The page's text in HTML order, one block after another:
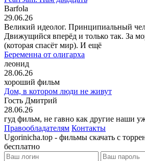
Barfola
29.06.26
Великий идеолог. Принципиальный
Движущийся вперёд и только так. За
(которая спасёт мир). И ещё
Беременна от олигарха
леонид
28.06.26
хороший фильм
Дом, в котором люди не живут
Гость Дмитрий
28.06.26
гуд фильм, не гавно как другие наши
Правообладателям Контакты
Ugorinicha.top - фильмы скачать с
бесплатно